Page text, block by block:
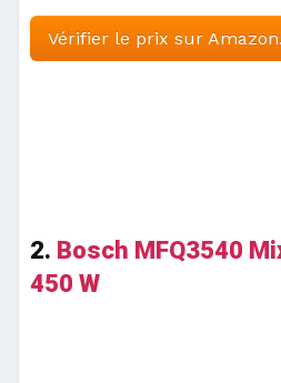
Vérifier le prix sur
2. Bosch MFQ3540
450 W